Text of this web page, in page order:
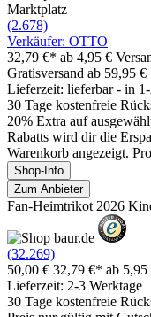
Marktplatz
(2.678)
Verkäufer: OTTO
32,79 €* ab 4,95 €
Gratisversand ab 59,95 €
Lieferzeit: lieferbar - in
30 Tage kostenfreie
20% Extra auf
Rabatts wird dir die
Warenkorb angezeigt.
Shop-Info
Zum Anbieter
Fan-Heimtrikot 2026
(32.269)
50,00 € 32,79 €* ab 5,95
Lieferzeit: 2-3 Werktage
30 Tage kostenfreie